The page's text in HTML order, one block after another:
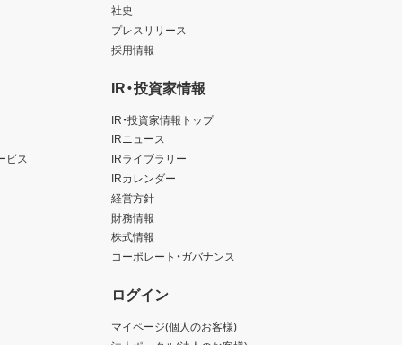
ビス
社史
プレスリリース
採用情報
IR・投資家情報
IR・投資家情報トップ
IRニュース
IRライブラリー
IRカレンダー
経営方針
財務情報
株式情報
コーポレート・ガバナンス
ログイン
マイページ(個人のお客様)